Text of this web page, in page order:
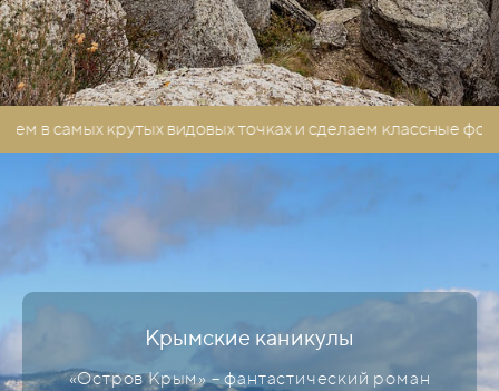
самых крутых видовых точках и сделаем классные
Крымские каникулы
«Остров Крым» – фантастический роман